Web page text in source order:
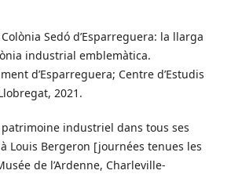
Colònia Sedó d’Esparreguera: la llarga
industrial emblemàtica.
d’Esparreguera; Centre d’Estudis
2021.
patrimoine industriel dans tous ses
Louis Bergeron [journées tenues les
de l’Ardenne, Charleville-